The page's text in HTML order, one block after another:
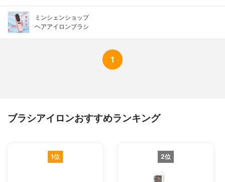
ミンシェンショップ
ヘアアイロンブラシ
1
ブラシアイロンおすすめランキング
1位 2位